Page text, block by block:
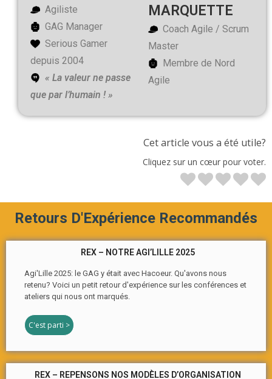
Agiliste
GAG Manager
Serious Gamer
depuis 2004
« La valeur ne passe
que par l’humain ! »
MARQUETTE
Coach Agile / Scrum
Master
Membre de Nord
Agile
Cet article vous a été utile?
Cliquez sur un cœur pour voter.
Retours D'Expérience Recommandés
REX – NOTRE AGI’LILLE 2025
Agi'Lille 2025: le GAG y était avec Hacoeur. Qu'avons nous
retenu? Voici un petit retour d'expérience sur les conférences et
ateliers qui nous ont marqués.
C'est parti >
REX – REPENSONS NOS MODÈLES D’ORGANISATION